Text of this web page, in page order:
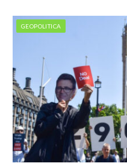
GEOPOLITICA